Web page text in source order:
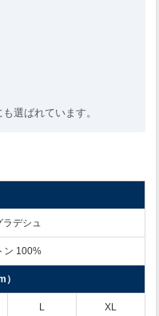
選ばれています。
ラデシュ
ン 100%
L XL